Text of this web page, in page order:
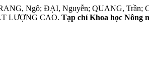
Ngô; ĐẠI, Nguyễn; QUANG,
LƯỢNG CAO. Tạp chí Khoa học Nông